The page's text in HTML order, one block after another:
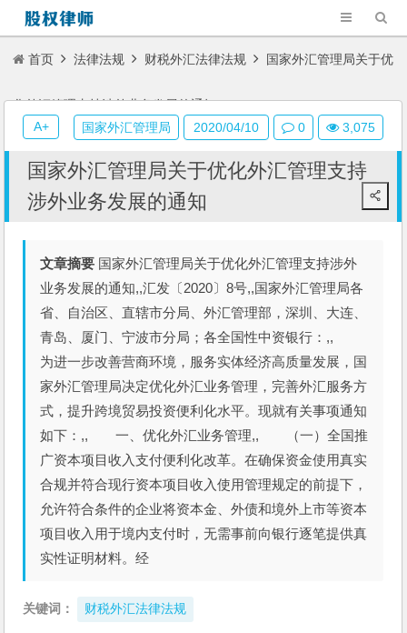
首页 法律法规 财税外汇法律法规 国家外汇管理局关于优
化外汇管理支持涉外业务发展的通知
国家外汇管理局关于优化外汇管理支持
涉外业务发展的通知
文章摘要 国家外汇管理局关于优化外汇管理支持涉外
业务发展的通知,,汇发〔2020〕8号,,国家外汇管理局各
省、自治区、直辖市分局、外汇管理部，深圳、大连、
青岛、厦门、宁波市分局；各全国性中资银行：,,
为进一步改善营商环境，服务实体经济高质量发展，国
家外汇管理局决定优化外汇业务管理，完善外汇服务方
式，提升跨境贸易投资便利化水平。现就有关事项通知
如下：,, 一、优化外汇业务管理,, （一）全国推
广资本项目收入支付便利化改革。在确保资金使用真实
合规并符合现行资本项目收入使用管理规定的前提下，
允许符合条件的企业将资本金、外债和境外上市等资本
项目收入用于境内支付时，无需事前向银行逐笔提供真
实性证明材料。经
关键词： 财税外汇法律法规
国家外汇管理局 2020/04/10 0 3,075
A+